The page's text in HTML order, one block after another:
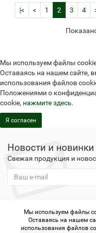
|< < 1 2 3 4
Мы используем файлы
Оставаясь на нашем сайте,
использования файлов
Положениями о
cookie, нажмите здесь.
Я согласен
Новости и новинки
Свежая продукция и
Не является
конфиденциальности
Мы используем файлы
Оставаясь на нашем
использования файлов